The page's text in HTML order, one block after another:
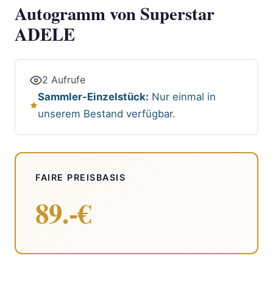
Autogramm von Superstar
ADELE
2 Aufrufe
Sammler-Einzelstück: Nur einmal in
unserem Bestand verfügbar.
FAIRE PREISBASIS
89.-€